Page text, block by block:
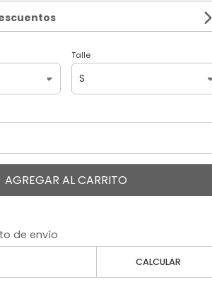
Talle
AGREGAR AL CARRITO
de envío
CALCULAR